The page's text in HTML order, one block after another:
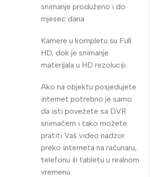
snimanje produženo i do
mjesec dana
Kamere u kompletu su Full
HD, dok je snimanje
materijala u HD rezoluciji.
Ako na objektu posjedujete
internet potrebno je samo
da isti povežete sa DVR
snimačem i tako možete
pratiti Vaš video nadzor
preko interneta na računaru,
telefonu ili tabletu u realnom
vremenu.